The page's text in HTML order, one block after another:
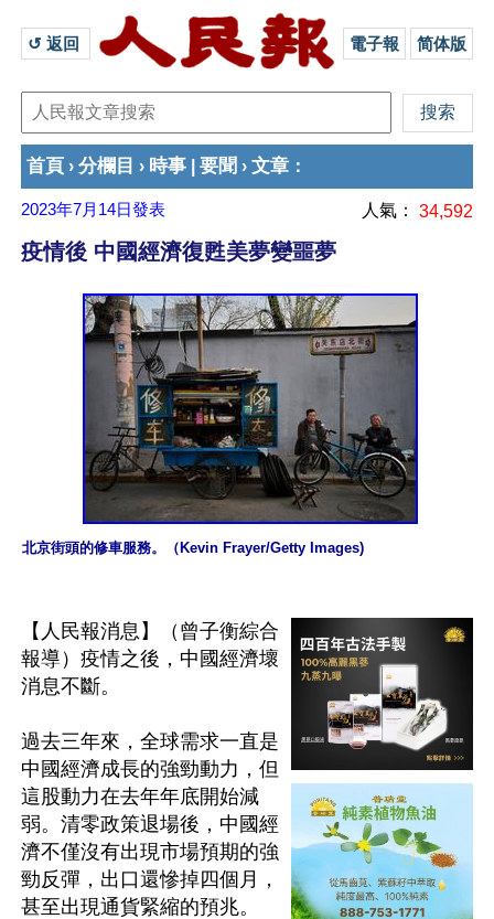
↺ 返回 電子報 简体版
首頁 › 分欄目 › 時事 要聞 › 文章 ：
2023年7月14日發表 人氣： 34,592
疫情後 中國經濟復甦美夢變噩夢
北京街頭的修車服務。（Kevin Frayer/Getty Images)
【人民報消息】（曾子衡綜合
報導）疫情之後，中國經濟壞
消息不斷。
過去三年來，全球需求一直是
中國經濟成長的強勁動力，但
這股動力在去年年底開始減
弱。清零政策退場後，中國經
濟不僅沒有出現市場預期的強
勁反彈，出口還慘掉四個月，
甚至出現通貨緊縮的預兆。